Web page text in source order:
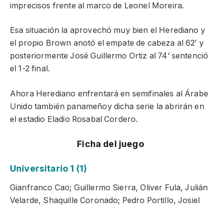
imprecisos frente al marco de Leonel Moreira.
Esa situación la aprovechó muy bien el Herediano y
el propio Brown anotó el empate de cabeza al 62′ y
posteriormente José Guillermo Ortiz al 74’ sentenció
el 1-2 final.
Ahora Herediano enfrentará en semifinales al Árabe
Unido también panameñoy dicha serie la abrirán en
el estadio Eladio Rosabal Cordero.
Ficha del juego
Universitario 1 (1)
Gianfranco Cao; Guillermo Sierra, Oliver Fula, Julián
Velarde, Shaquille Coronado; Pedro Portillo, Josiel